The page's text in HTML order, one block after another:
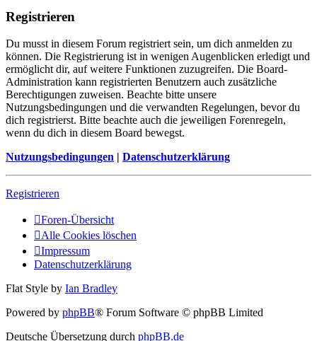
Registrieren
Du musst in diesem Forum registriert sein, um dich anmelden zu
können. Die Registrierung ist in wenigen Augenblicken erledigt und
ermöglicht dir, auf weitere Funktionen zuzugreifen. Die Board-
Administration kann registrierten Benutzern auch zusätzliche
Berechtigungen zuweisen. Beachte bitte unsere
Nutzungsbedingungen und die verwandten Regelungen, bevor du
dich registrierst. Bitte beachte auch die jeweiligen Forenregeln,
wenn du dich in diesem Board bewegst.
Nutzungsbedingungen | Datenschutzerklärung
Registrieren
Foren-Übersicht
Alle Cookies löschen
Impressum
Datenschutzerklärung
Flat Style by Ian Bradley
Powered by phpBB® Forum Software © phpBB Limited
Deutsche Übersetzung durch phpBB.de